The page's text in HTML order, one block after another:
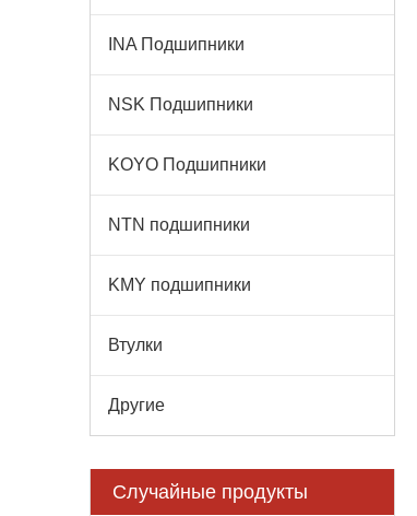
INA Подшипники
NSK Подшипники
KOYO Подшипники
NTN подшипники
KMY подшипники
Втулки
Другие
Случайные продукты